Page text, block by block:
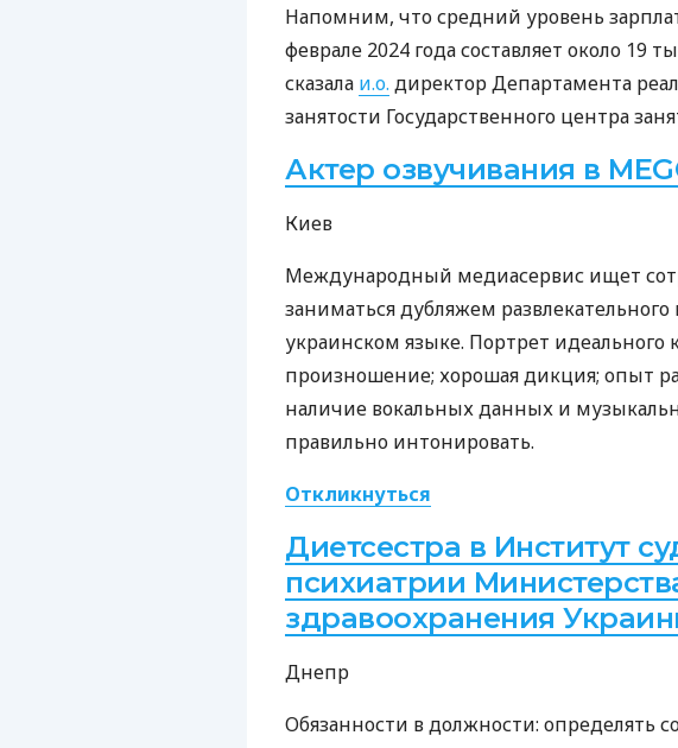
Напомним, что средний уровень
феврале 2024 года составляет около 19
сказала и.о. директор Департамента
занятости Государственного центра
Актер озвучивания в
Киев
Международный медиасервис ищет
заниматься дубляжем
украинском языке. Портрет идеального
произношение; хорошая дикция; опыт
наличие вокальных данных и
правильно интонировать.
Откликнуться
Диетсестра в Институт
психиатрии
здравоохранения
Днепр
Обязанности в должности: определять